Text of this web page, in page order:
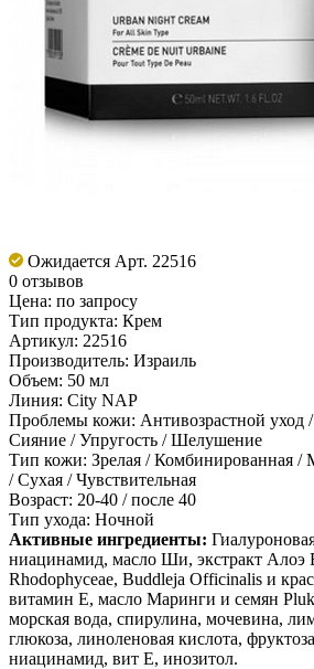
Ожидается Арт. 22516
0 отзывов
Цена: по запросу
Тип продукта: Крем
Артикул: 22516
Производитель: Израиль
Объем: 50 мл
Линия: City NAP
Проблемы кожи: Антивозрастной уход
Сияние / Упругость / Шелушение
Тип кожи: Зрелая / Комбинированная /
/ Сухая / Чувствительная
Возраст: 20-40 / после 40
Тип ухода: Ночной
Активные ингредиенты:
ниацинамид, масло Ши, экстракт Алоэ
Rhodophyceae, Buddleja Officinalis и
витамин Е, масло Маринги и семян
морская вода, спирулина, мочевина,
глюкоза, линоленовая кислота,
ниацинамид, вит Е, инозитол.